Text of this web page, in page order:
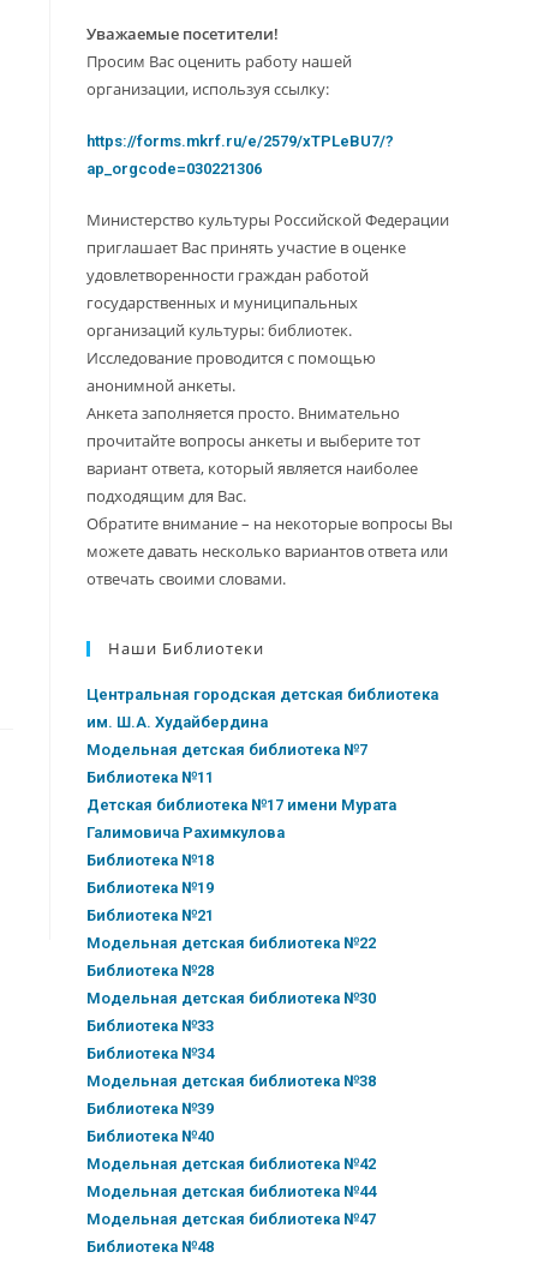
Уважаемые посетители!
Просим Вас оценить работу нашей
организации, используя ссылку:
https://forms.mkrf.ru/e/2579/xTPLeBU7/?
ap_orgcode=030221306
Министерство культуры Российской Федерации
приглашает Вас принять участие в оценке
удовлетворенности граждан работой
государственных и муниципальных
организаций культуры: библиотек.
Исследование проводится с помощью
анонимной анкеты.
Анкета заполняется просто. Внимательно
прочитайте вопросы анкеты и выберите тот
вариант ответа, который является наиболее
подходящим для Вас.
Обратите внимание – на некоторые вопросы Вы
можете давать несколько вариантов ответа или
отвечать своими словами.
Наши Библиотеки
Центральная городская детская библиотека
им. Ш.А. Худайбердина
Модельная детская библиотека №7
Библиотека №11
Детская библиотека №17 имени Мурата
Галимовича Рахимкулова
Библиотека №18
Библиотека №19
Библиотека №21
Модельная детская библиотека №22
Библиотека №28
Модельная детская библиотека №30
Библиотека №33
Библиотека №34
Модельная детская библиотека №38
Библиотека №39
Библиотека №40
Модельная детская библиотека №42
Модельная детская библиотека №44
Модельная детская библиотека №47
Библиотека №48